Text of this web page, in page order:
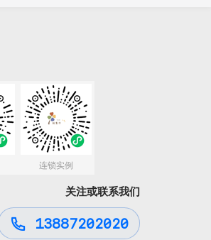
连锁实例
关注或联系我们
13887202020